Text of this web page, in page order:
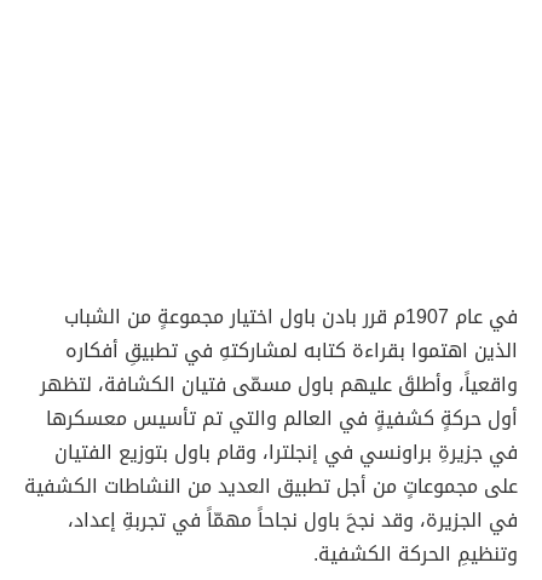
في عام 1907م قرر بادن باول اختيار مجموعةٍ من الشباب
الذين اهتموا بقراءة كتابه لمشاركتهِ في تطبيقِ أفكاره
واقعياً، وأطلقَ عليهم باول مسمّى فتيان الكشافة، لتظهر
أول حركةٍ كشفيةٍ في العالم والتي تم تأسيس معسكرها
في جزيرةِ براونسي في إنجلترا، وقام باول بتوزيع الفتيان
على مجموعاتٍ من أجل تطبيق العديد من النشاطات الكشفية
في الجزيرة، وقد نجحَ باول نجاحاً مهمّاً في تجربةِ إعداد،
وتنظيمِ الحركة الكشفية.